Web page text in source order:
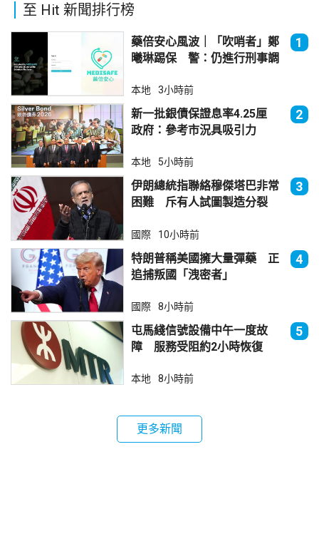
至 Hit 新聞排行榜
藥倍安心風波｜「吹哨者」鄭
曦琳踢保 警：仍進行刑事調
1
本地 3小時前
新一批銀債保證息率4.25厘
政府：參考市況具吸引力
2
本地 5小時前
伊朗總統指聯絡穆傑塔巴非常
困難 斥有人試圖製造分裂
3
國際 10小時前
特朗普稱美國擁大量彈藥 正
追捕叛國「洩密者」
4
國際 8小時前
屯馬綫信號設備中午一度故
障 服務受阻約2小時恢復
5
本地 8小時前
更多新聞